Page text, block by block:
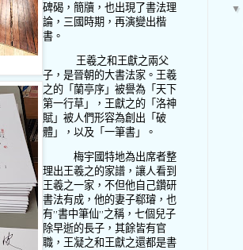
碑碣，簡牘，也出現了書法理
論，三國時期，再演變出楷
書。
王羲之和王獻之兩父
子，是晉朝的大書法家。王羲
之的「蘭亭序」被譽為「天下
第一行草」，王獻之的「洛神
賦」被人們形容為創出「破
體」，以及「一筆書」。
梅宇國特地為出席者整
理出王羲之的家譜，讓人看到
王羲之一家，不但他自己鑽研
書法有成，他的妻子郗璿，也
有”書中筆仙”之稱，七個兒子
除早逝的長子，其餘皆有官
職，王凝之和王獻之還都是書
▼